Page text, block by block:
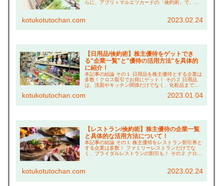
らに、アプリ＋マルエツカードの「倹約術」で、買
kotukotutochan.com 2023.02.24
【日用品/倹約術】株主優待をゲットでき
る"企業一覧"と"優待の活用方法"を具体的
に紹介！
本記事の結論 その１ 日用品を株主優待とする企業は
多数！クロス取引でお得にゲット！ その２ 日用品
は、洗面やキッチン関係だけでなく、化粧品まで幅
薬"、"ウェルシア"の「倹約術」はお得なので...
kotukotutochan.com 2023.01.04
【レストラン/倹約術】株主優待の企業一覧
と具体的な活用方法について！
本記事の結論 その１ 株主優待をレストラン割引券と
する企業は多数！ ファミリーレストランだけでな
く、ブライダルレストランの割引も！ その２ クロス
kotukotutochan.com 2023.02.24